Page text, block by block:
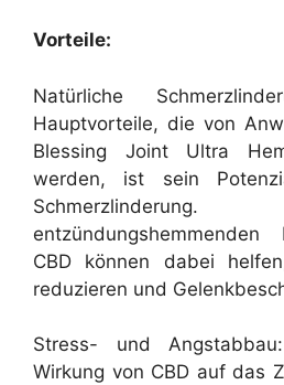
Vorteile:
Natürliche
Hauptvorteile, die von
Blessing Joint Ultra
werden, ist sein
CBD können dabei
reduzieren und
Stress- und
Wirkung von CBD auf das